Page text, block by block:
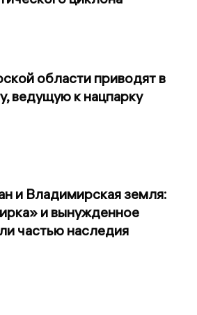
области приводят в
ведущую к нацпарку
и Владимирская земля:
и вынужденное
частью наследия